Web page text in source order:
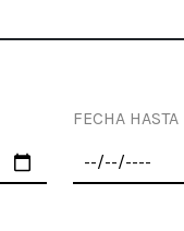
FECHA HASTA